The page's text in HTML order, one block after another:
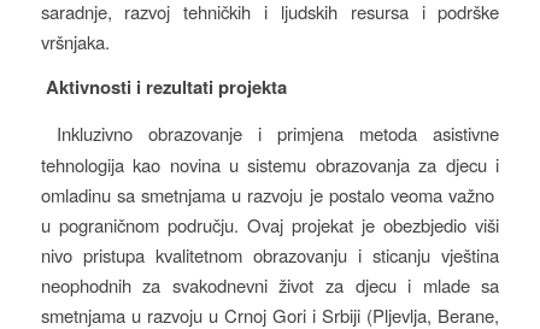
saradnje, razvoj tehničkih i ljudskih resursa i podrške
vršnjaka.
Aktivnosti i rezultati projekta
Inkluzivno obrazovanje i primjena metoda asistivne
tehnologija kao novina u sistemu obrazovanja za djecu i
omladinu sa smetnjama u razvoju je postalo veoma važno
u pograničnom području. Ovaj projekat je obezbjedio viši
nivo pristupa kvalitetnom obrazovanju i sticanju vještina
neophodnih za svakodnevni život za djecu i mlade sa
smetnjama u razvoju u Crnoj Gori i Srbiji (Pljevlja, Berane,